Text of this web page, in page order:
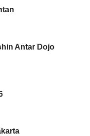
Antar Dojo